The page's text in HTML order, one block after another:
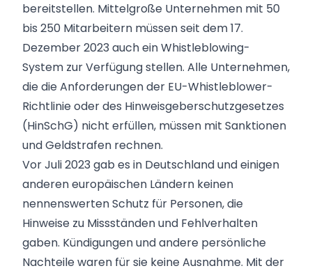
bereitstellen. Mittelgroße Unternehmen mit 50
bis 250 Mitarbeitern müssen seit dem 17.
Dezember 2023 auch ein Whistleblowing-
System zur Verfügung stellen. Alle Unternehmen,
die die Anforderungen der EU-Whistleblower-
Richtlinieoder des Hinweisgeberschutzgesetzes
(HinSchG) nicht erfüllen, müssen mit Sanktionen
und Geldstrafen rechnen.
Vor Juli 2023 gab es in Deutschland und einigen
anderen europäischen Ländern keinen
nennenswerten Schutz für Personen, die
Hinweise zu Missständen und Fehlverhalten
gaben. Kündigungen und andere persönliche
Nachteilewaren für sie keine Ausnahme. Mit der